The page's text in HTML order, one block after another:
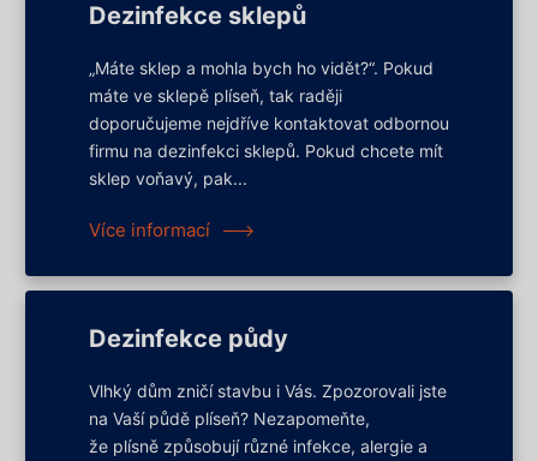
Dezinfekce sklepů
„Máte sklep a mohla bych ho vidět?“. Pokud
máte ve sklepě plíseň, tak raději
doporučujeme nejdříve kontaktovat odbornou
firmu na dezinfekci sklepů. Pokud chcete mít
sklep voňavý, pak...
Více informací
Dezinfekce půdy
Vlhký dům zničí stavbu i Vás. Zpozorovali jste
na Vaší půdě plíseň? Nezapomeňte,
že plísně způsobují různé infekce, alergie a